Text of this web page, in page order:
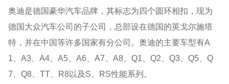
奥迪是德国豪华汽车品牌，其标志为四个圆环相扣，现为
德国大众汽车公司的子公司，总部设在德国的英戈尔施塔
特，并在中国等许多国家有分公司。奥迪的主要车型有A
1、A3、A4、A5、A6、A7、A8、Q1、Q2、Q3、Q5、Q
7、Q8、TT、R8以及S、RS性能系列。